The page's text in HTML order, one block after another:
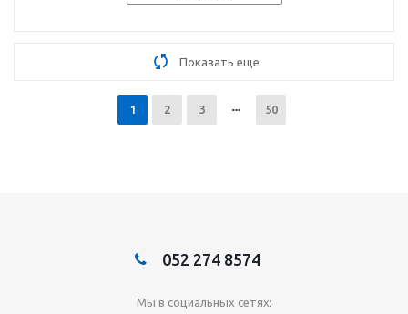
Показать еще
1 2 3 50
052 274 8574
Мы в социальных сетях: